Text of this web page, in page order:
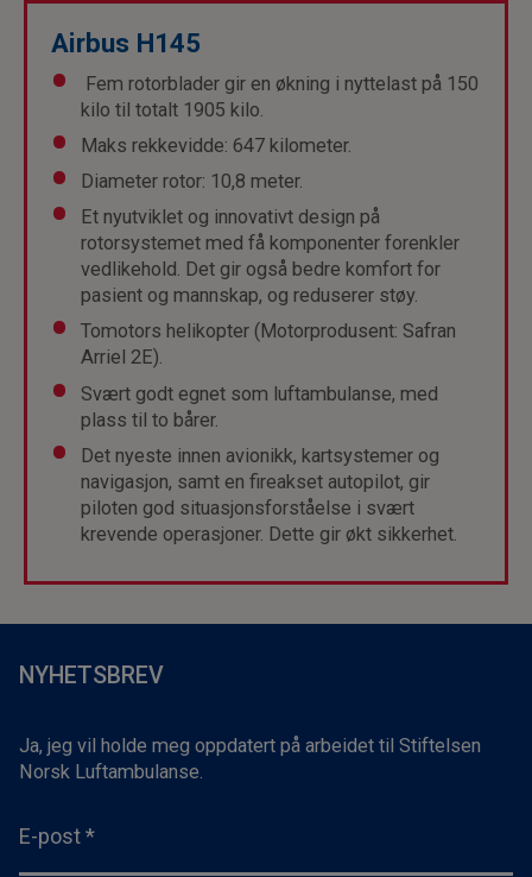
Airbus H145
Fem rotorblader gir en økning i nyttelast på 150
kilo til totalt 1905 kilo.
Maks rekkevidde: 647 kilometer.
Diameter rotor: 10,8 meter.
Et nyutviklet og innovativt design på
rotorsystemet med få komponenter forenkler
vedlikehold. Det gir også bedre komfort for
pasient og mannskap, og reduserer støy.
Tomotors helikopter (Motorprodusent: Safran
Arriel 2E).
Svært godt egnet som luftambulanse, med
plass til to bårer.
Det nyeste innen avionikk, kartsystemer og
navigasjon, samt en fireakset autopilot, gir
piloten god situasjonsforståelse i svært
krevende operasjoner. Dette gir økt sikkerhet.
NYHETSBREV
Ja, jeg vil holde meg oppdatert på arbeidet til Stiftelsen
Norsk Luftambulanse.
E-post *